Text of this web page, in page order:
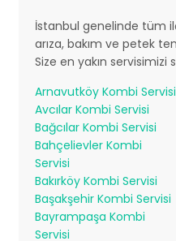
İstanbul genelinde tüm
arıza, bakım ve petek
Size en yakın servisimizi
Arnavutköy Kombi Servisi
Avcılar Kombi Servisi
Bağcılar Kombi Servisi
Bahçelievler Kombi
Servisi
Bakırköy Kombi Servisi
Başakşehir Kombi Servisi
Bayrampaşa Kombi
Servisi